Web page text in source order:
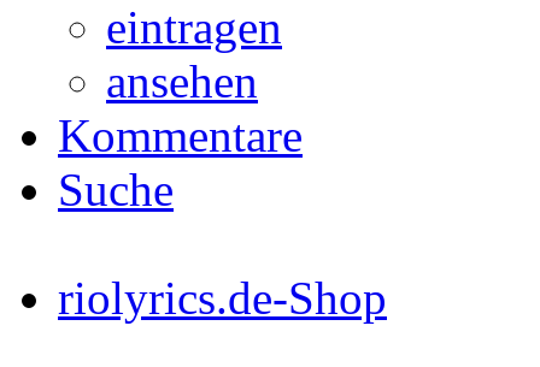
eintragen
ansehen
Kommentare
Suche
riolyrics.de-Shop